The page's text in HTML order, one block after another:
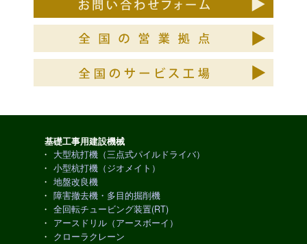
基礎工事用建設機械
・
大型杭打機（三点式パイルドライバ）
・ 小型杭打機（ジオメイト）
・ 地盤改良機
・ 障害撤去機・多目的掘削機
・ 全回転チュービング装置(RT)
・
アースドリル（アースボーイ）
・
クローラクレーン